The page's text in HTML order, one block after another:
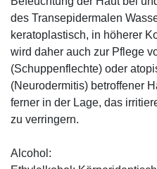
des Transepidermalen
keratoplastisch, in höherer
wird daher auch zur Pflege
(Schuppenflechte) oder
(Neurodermitis) betroffener
ferner in der Lage, das
zu verringern.
Alcohol: